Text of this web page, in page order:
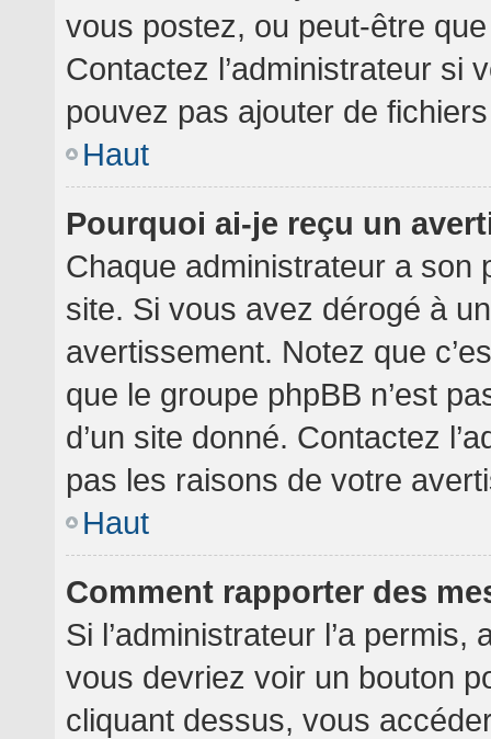
vous postez, ou peut-être
Contactez l’administrateur si
pouvez pas ajouter de
Haut
Pourquoi ai-je reçu un
Chaque administrateur a son
site. Si vous avez dérogé à
avertissement. Notez que
que le groupe phpBB n’est
d’un site donné. Contactez
pas les raisons de votre
Haut
Comment rapporter des
Si l’administrateur l’a
vous devriez voir un bouton
cliquant dessus, vous